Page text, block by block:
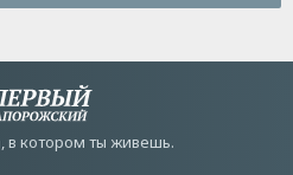
в котором ты живешь.